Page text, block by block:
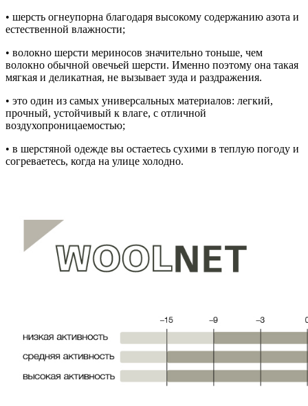
• шерсть огнеупорна благодаря высокому содержанию азота и
естественной влажности;
• волокно шерсти мериносов значительно тоньше, чем
волокно обычной овечьей шерсти. Именно поэтому она такая
мягкая и деликатная, не вызывает зуда и раздражения.
• это один из самых универсальных материалов: легкий,
прочный, устойчивый к влаге, с отличной
воздухопроницаемостью;
• в шерстяной одежде вы остаетесь сухими в теплую погоду и
согреваетесь, когда на улице холодно.